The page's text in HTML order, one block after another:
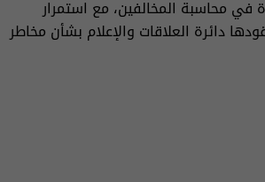
في محاسبة المخالفين، مع استمرار
دائرة العلاقات والإعلام بشأن مخاطر